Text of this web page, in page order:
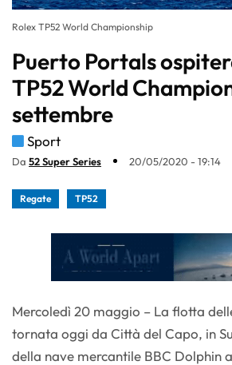
Rolex TP52 World Championship
Puerto Portals
TP52 World
settembre
Sport
Da 52 Super Series 20/05/2020 - 19:14
Regate TP52
Mercoledì 20 maggio – La flotta
tornata oggi da Città del Capo, in
della nave mercantile BBC Dolphin